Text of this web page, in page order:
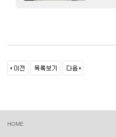
HOME